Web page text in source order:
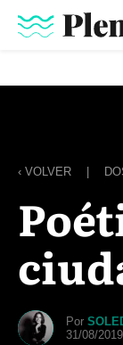
‹ VOLVER
Por
31/08/